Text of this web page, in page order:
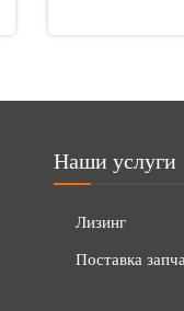
Наши услуги
Лизинг
Поставка